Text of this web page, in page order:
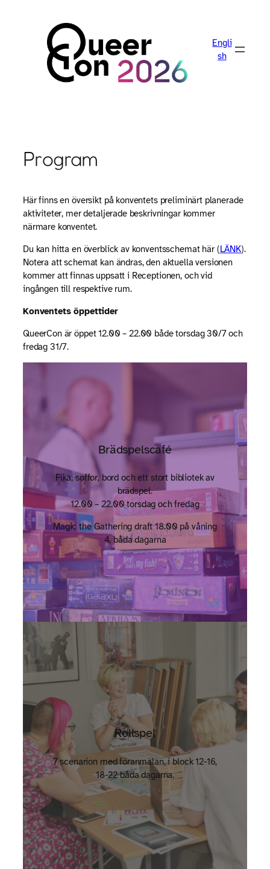
Engli
sh
Program
Här finns en översikt på konventets preliminärt planerade
aktiviteter, mer detaljerade beskrivningar kommer
närmare konventet.
Du kan hitta en överblick av konventsschemat här (LÄNK).
Notera att schemat kan ändras, den aktuella versionen
kommer att finnas uppsatt i Receptionen, och vid
ingången till respektive rum.
Konventets öppettider
QueerCon är öppet 12.00 – 22.00 både torsdag 30/7 och
fredag 31/7.
Brädspelscafé
Fika, soffor, bord och ett stort bibliotek av
brädspel.
12.00 – 22.00 torsdag och fredag
Magic the Gathering draft 18.00 på våning
4, båda dagarna
Rollspel
7 scenarion med föranmälan, i block 12-16,
18-22 båda dagarna.